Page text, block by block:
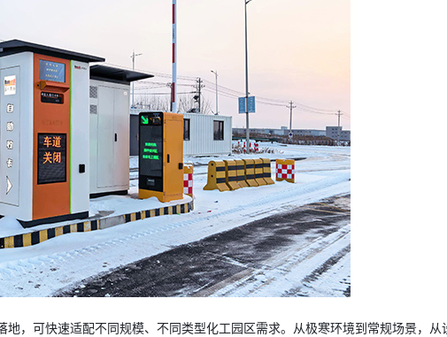
地，可快速适配不同规模、不同类型化工园区需求。从极寒环境到常规场景，从